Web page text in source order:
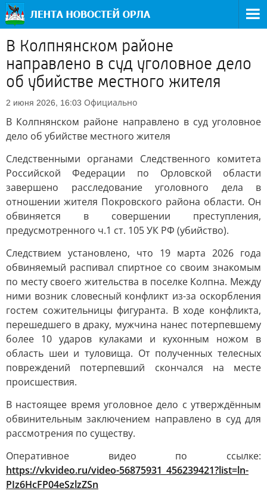
В Колпнянском районе
направлено в суд уголовное дело
об убийстве местного жителя
2 июня 2026, 16:03 Официально
В Колпнянском районе направлено в суд уголовное
дело об убийстве местного жителя
Следственными органами Следственного комитета
Российской Федерации по Орловской области
завершено расследование уголовного дела в
отношении жителя Покровского района области. Он
обвиняется в совершении преступления,
предусмотренного ч.1 ст. 105 УК РФ (убийство).
Следствием установлено, что 19 марта 2026 года
обвиняемый распивал спиртное со своим знакомым
по месту своего жительства в поселке Колпна. Между
ними возник словесный конфликт из-за оскорбления
гостем сожительницы фигуранта. В ходе конфликта,
перешедшего в драку, мужчина нанес потерпевшему
более 10 ударов кулаками и кухонным ножом в
область шеи и туловища. От полученных телесных
повреждений потерпевший скончался на месте
происшествия.
В настоящее время уголовное дело с утверждённым
обвинительным заключением направлено в суд для
рассмотрения по существу.
Оперативное видео по ссылке:
https://vkvideo.ru/video-56875931_456239421?list=ln-
PIz6HcFP04eSzlzZSn